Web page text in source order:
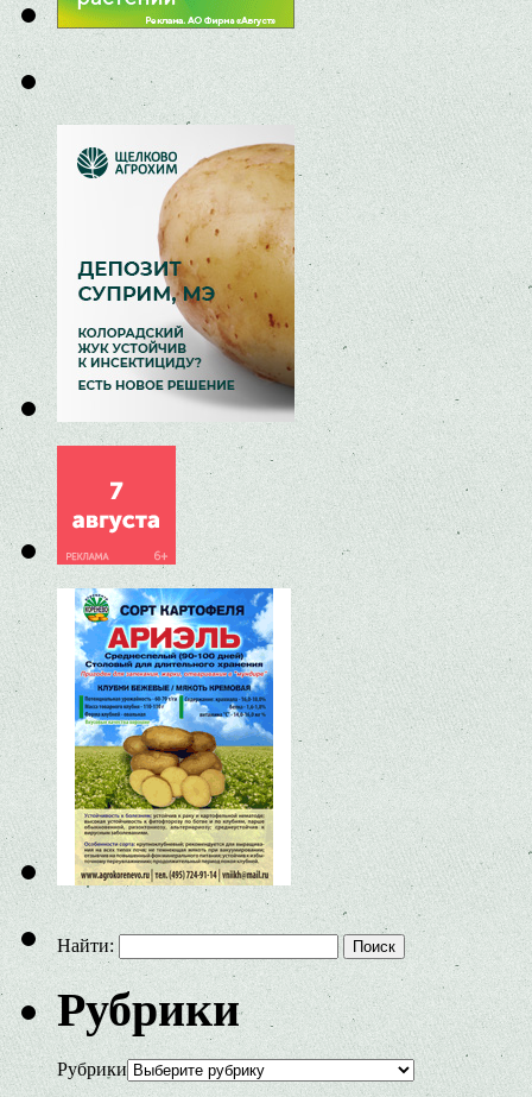
Найти:
Рубрики
Рубрики